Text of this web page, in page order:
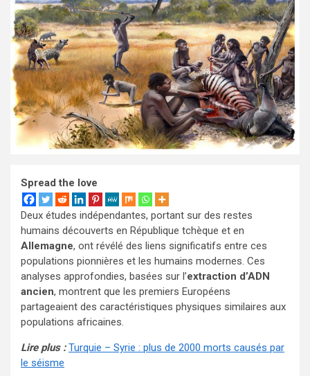
Spread the love
Deux études indépendantes, portant sur des restes
humains découverts en République tchèque et en
Allemagne, ont révélé des liens significatifs entre ces
populations pionnières et les humains modernes. Ces
analyses approfondies, basées sur l’extraction d’ADN
ancien, montrent que les premiers Européens
partageaient des caractéristiques physiques similaires aux
populations africaines.
Lire plus :Turquie – Syrie : plus de 2000 morts causés par
le séisme